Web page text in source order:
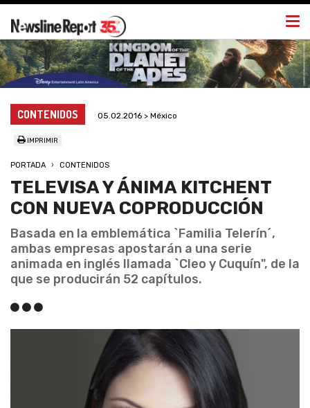
CONTENIDOS 05.02.2016 > México
IMPRIMIR
PORTADA CONTENIDOS
TELEVISA Y ÁNIMA KITCHENT
CON NUEVA COPRODUCCIÓN
Basada en la emblemática `Familia Telerín´,
ambas empresas apostarán a una serie
animada en inglés llamada `Cleo y Cuquín", de la
que se producirán 52 capítulos.